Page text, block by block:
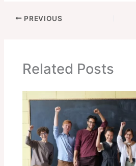
at
s
p
p
c
e
o
k
m
n
g
er
PREVIOUS
Related Posts